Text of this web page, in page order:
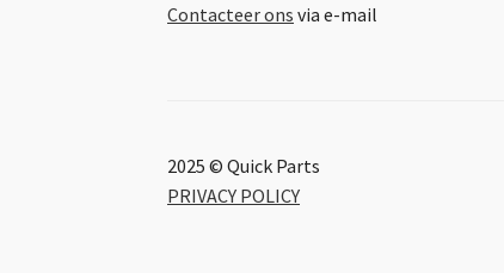
Contacteer ons via e-mail
2025 © Quick Parts
PRIVACY POLICY